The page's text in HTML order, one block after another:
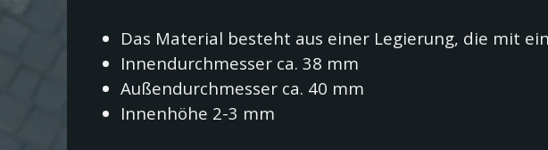
Das Material besteht aus einer Legierung, die mit
Innendurchmesser ca. 38 mm
Außendurchmesser ca. 40 mm
Innenhöhe 2-3 mm